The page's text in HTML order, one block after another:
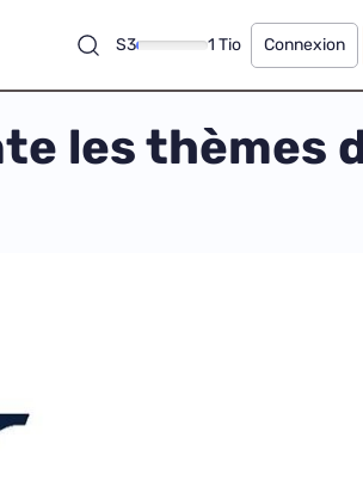
S3 1 Tio Connexion
les thèmes